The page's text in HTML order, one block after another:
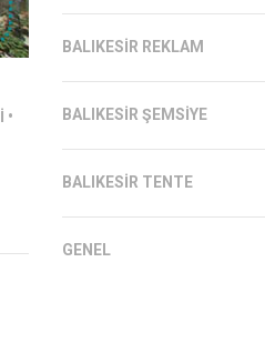
•
BALIKESIR REKLAM
BALIKESIR ŞEMSIYE
BALIKESIR TENTE
GENEL